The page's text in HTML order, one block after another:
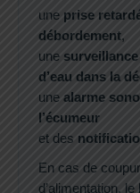
une prise
débordement,
une
d’eau dans la
une alarme
l’écumeur
et des
En cas de
d’alimentation,